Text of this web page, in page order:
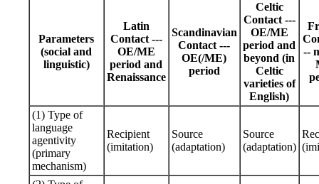
Parameters
(social and
linguistic)
Latin
Contact ---
OE/ME
period and
Renaissance
Scandinavian
Contact ---
OE(/ME)
period
Celtic
Contact ---
OE/ME
period and
beyond (in
Celtic
varieties of
English)
--
(1) Type of
language
agentivity
(primary
mechanism)
Recipient
(imitation)
Source
(adaptation)
Source
(adaptation)